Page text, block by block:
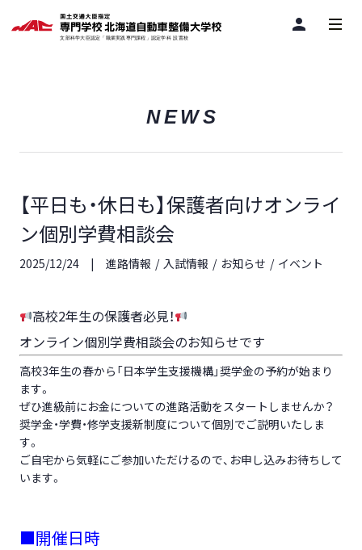
person
NEWS
【平日も・休日も】保護者向けオンライ
ン個別学費相談会
2025/12/24 進路情報 入試情報 お知らせ イベント
高校2年生の保護者必見！
オンライン個別学費相談会のお知らせです
高校3年生の春から「日本学生支援機構」奨学金の予約が始まり
ます。
ぜひ進級前にお金についての進路活動をスタートしませんか？
奨学金・学費・修学支援新制度について個別でご説明いたしま
す。
ご自宅から気軽にご参加いただけるので、お申し込みお待ちして
います。
■開催日時